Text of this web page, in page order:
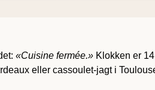
«Cuisine fermée.» Klokken er
eller cassoulet-jagt i